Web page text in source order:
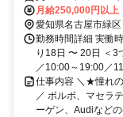
月給250,000円以上
愛知県名古屋市緑区
勤務時間詳細 実働
り18日 〜 20日 ＜3
／10:00～19:00／
仕事内容 ＼★憧れ
／ ボルボ、マセラ
ーゲン、Audiなど